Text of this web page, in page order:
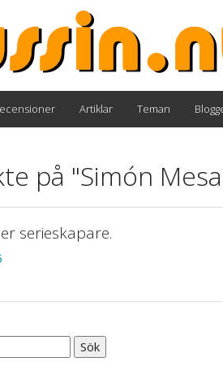
Artiklar Teman
på "Simón
serieskapare.
Sök